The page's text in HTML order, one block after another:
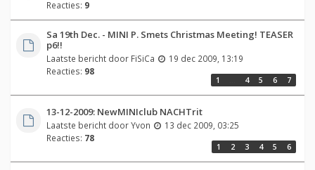
Reacties: 9
Sa 19th Dec. - MINI P. Smets Christmas Meeting! TEASER
p6!!
Laatste bericht door FiSiCa
19 dec 2009, 13:19
Reacties: 98
1 4 5 6 7
13-12-2009: NewMINIclub NACHTrit
Laatste bericht doorYvon
13 dec 2009, 03:25
Reacties: 78
1 2 3 4 5 6